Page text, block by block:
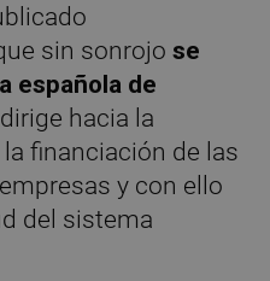
sin sonrojo se
española de
hacia la
financiación de las
y con ello
del sistema